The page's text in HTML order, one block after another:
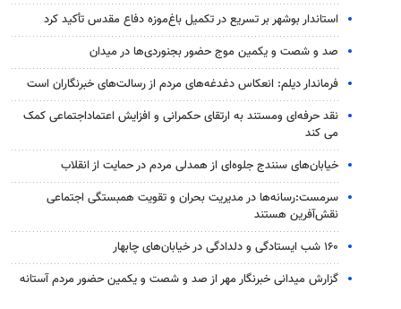
استاندار بوشهر بر تسریع در تکمیل باغ‌موزه دفاع مقدس تأکید کرد
صد و شصت و یکمین موج حضور بجنوردی‌ها در میدان
فرماندار دیلم: انعکاس دغدغه‌های مردم از رسالت‌های خبرنگاران است
نقد حرفه‌ای ومستند به ارتقای حکمرانی و افزایش اعتماداجتماعی کمک
می کند
خیابان‌های سنندج جلوه‌ای از همدلی مردم در حمایت از انقلاب
سرمست:رسانه‌ها در مدیریت بحران و تقویت همبستگی اجتماعی
نقش‌آفرین هستند
۱۶۰ شب ایستادگی و دلدادگی در خیابان‌های چابهار
گزارش میدانی خبرنگار مهر از صد و شصت و یکمین حضور مردم آستانه